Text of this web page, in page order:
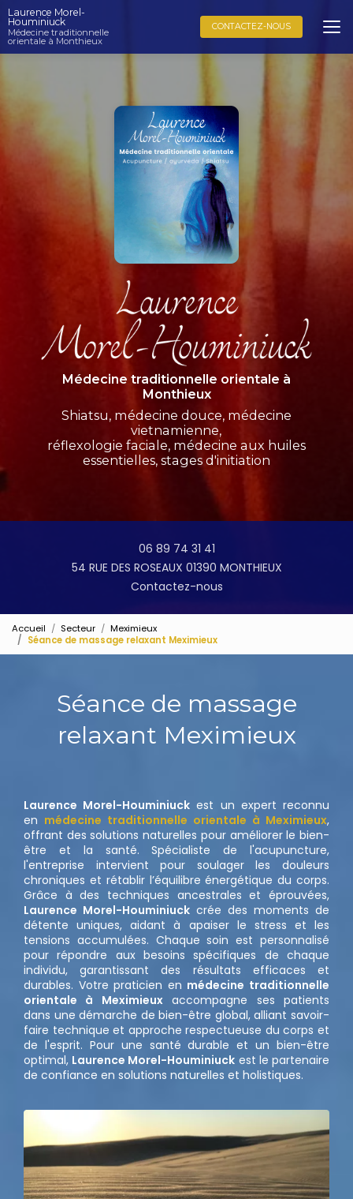
Aller
au
contenu
principal
Laurence Morel-
Houminiuck
Médecine traditionnelle
orientale à Monthieux
CONTACTEZ-NOUS
Médecine traditionnelle orientale à
Monthieux
Shiatsu, médecine douce, médecine
vietnamienne,
réflexologie faciale, médecine aux huiles
essentielles, stages d'initiation
06 89 74 31 41
54 RUE DES ROSEAUX 01390 MONTHIEUX
Contactez-nous
Accueil Secteur
Meximieux
Séance de massage relaxant Meximieux
Séance de massage
relaxant Meximieux
Laurence Morel-Houminiuck est un expert reconnu
en médecine traditionnelle orientale à Meximieux,
offrant des solutions naturelles pour améliorer le bien-
être et la santé. Spécialiste de l'acupuncture,
l'entreprise intervient pour soulager les douleurs
chroniques et rétablir l’équilibre énergétique du corps.
Grâce à des techniques ancestrales et éprouvées,
Laurence Morel-Houminiuck crée des moments de
détente uniques, aidant à apaiser le stress et les
tensions accumulées. Chaque soin est personnalisé
pour répondre aux besoins spécifiques de chaque
individu, garantissant des résultats efficaces et
durables. Votre praticien en médecine traditionnelle
orientale à Meximieuxaccompagne ses patients
dans une démarche de bien-être global, alliant savoir-
faire technique et approche respectueuse du corps et
de l'esprit. Pour une santé durable et un bien-être
optimal, Laurence Morel-Houminiuck est le partenaire
de confiance en solutions naturelles et holistiques.